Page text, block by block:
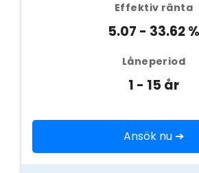
Effektiv ränta
5.07 - 33.62 %
Låneperiod
1 - 15 år
Ansök nu ➔